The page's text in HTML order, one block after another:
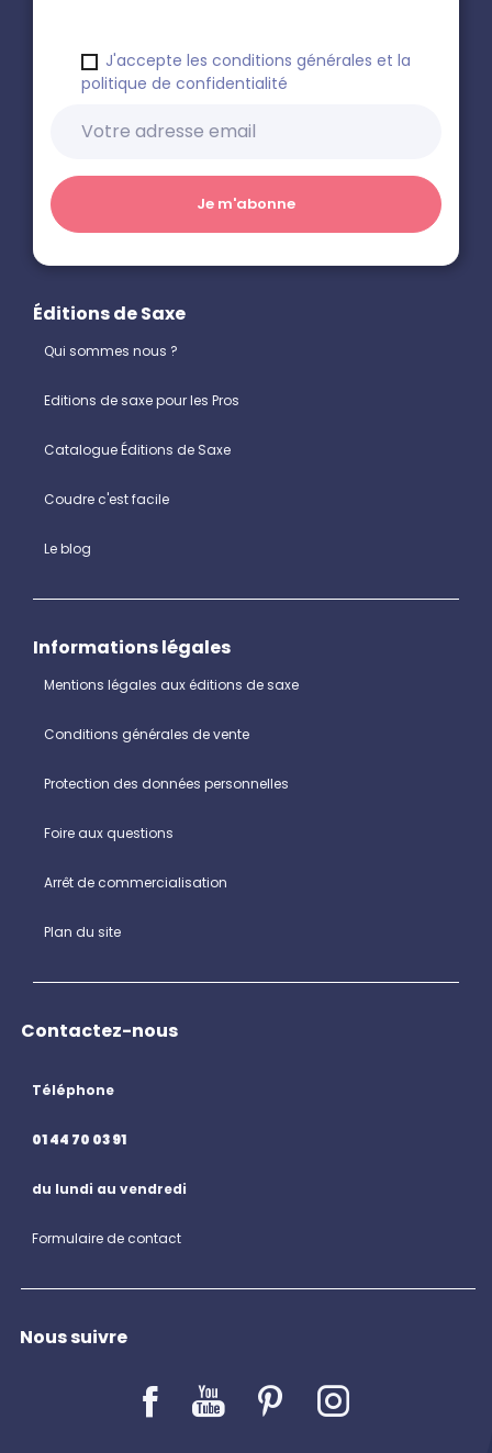
J'accepte les conditions générales et la
politique de confidentialité
Éditions de Saxe
Qui sommes nous ?
Editions de saxe pour les Pros
Catalogue Éditions de Saxe
Coudre c'est facile
Le blog
Informations légales
Mentions légales aux éditions de saxe
Conditions générales de vente
Protection des données personnelles
Foire aux questions
Arrêt de commercialisation
Plan du site
Contactez-nous
Téléphone
01 44 70 03 91
du lundi au vendredi
Formulaire de contact
Nous suivre